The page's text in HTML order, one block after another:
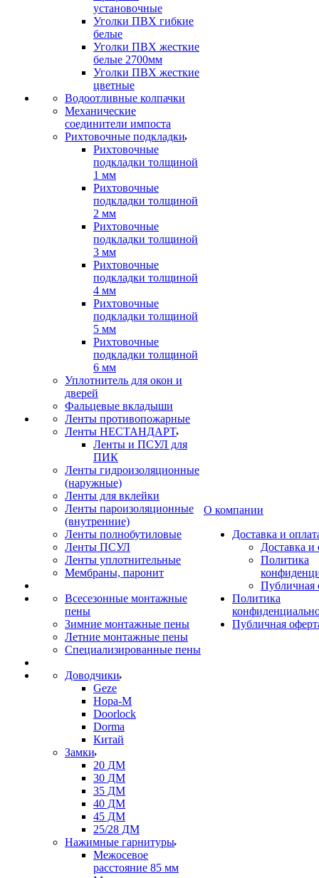
установочные
Уголки ПВХ гибкие
белые
Уголки ПВХ жесткие
белые 2700мм
Уголки ПВХ жесткие
цветные
Водоотливные колпачки
Механические
соединители импоста
Рихтовочные подкладки
Рихтовочные
подкладки толщиной
1 мм
Рихтовочные
подкладки толщиной
2 мм
Рихтовочные
подкладки толщиной
3 мм
Рихтовочные
подкладки толщиной
4 мм
Рихтовочные
подкладки толщиной
5 мм
Рихтовочные
подкладки толщиной
6 мм
Уплотнитель для окон и
дверей
Фальцевые вкладыши
Ленты противопожарные
Ленты НЕСТАНДАРТ
Ленты и ПСУЛ для
ПИК
Ленты гидроизоляционные
(наружные)
Ленты для вклейки
Ленты пароизоляционные
(внутренние)
Ленты полнобутиловые
Ленты ПСУЛ
Ленты уплотнительные
Мембраны, паронит
Всесезонные монтажные
пены
Зимние монтажные пены
Летние монтажные пены
Специализированные пены
Доводчики
Geze
Нора-М
Doorlock
Dorma
Китай
Замки
20 ДМ
30 ДМ
35 ДМ
40 ДМ
45 ДМ
25/28 ДМ
Нажимные гарнитуры
Межосевое
расстояние 85 мм
О компании
Доставка и
Доставка и
Политика
Публичная
Политика
Публичная